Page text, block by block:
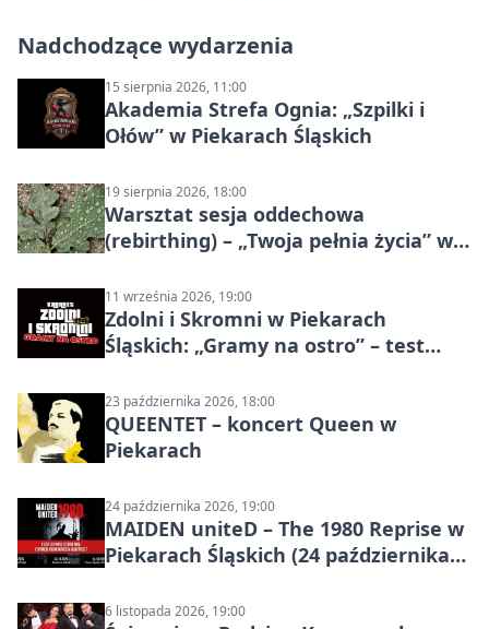
Nadchodzące wydarzenia
15 sierpnia 2026, 11:00
Akademia Strefa Ognia: „Szpilki i
Ołów” w Piekarach Śląskich
19 sierpnia 2026, 18:00
Warsztat sesja oddechowa
(rebirthing) – „Twoja pełnia życia” w
11 września 2026, 19:00
Zdolni i Skromni w Piekarach
Śląskich: „Gramy na ostro” – test
23 października 2026, 18:00
QUEENTET – koncert Queen w
Piekarach
24 października 2026, 19:00
MAIDEN uniteD – The 1980 Reprise w
Piekarach Śląskich (24 października
6 listopada 2026, 19:00